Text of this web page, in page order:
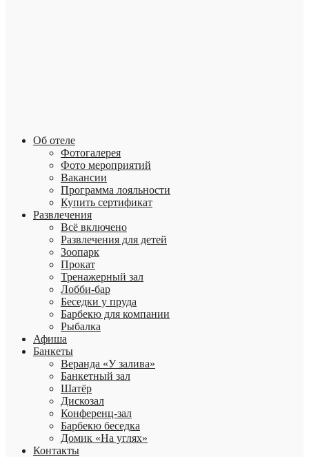
Об отеле
Фотогалерея
Фото мероприятий
Вакансии
Программа лояльности
Купить сертификат
Развлечения
Всё включено
Развлечения для детей
Зоопарк
Прокат
Тренажерный зал
Лобби-бар
Беседки у пруда
Барбекю для компании
Рыбалка
Афиша
Банкеты
Веранда «У залива»
Банкетный зал
Шатёр
Дискозал
Конференц-зал
Барбекю беседка
Домик «На углях»
Контакты